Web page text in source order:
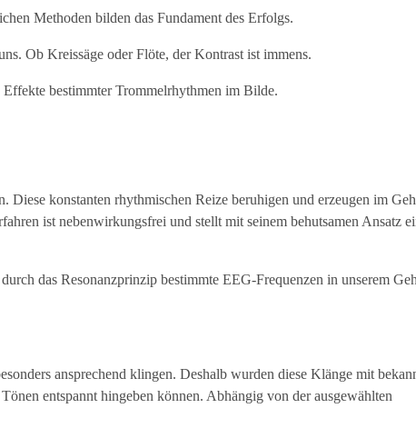
Methoden bilden das Fundament des Erfolgs.
Ob Kreissäge oder Flöte, der Kontrast ist immens.
Effekte bestimmter Trommelrhythmen im Bilde.
Diese konstanten rhythmischen Reize beruhigen und erzeugen im
ist nebenwirkungsfrei und stellt mit seinem behutsamen Ansatz
das Resonanzprinzip bestimmte EEG-Frequenzen in unserem
ansprechend klingen. Deshalb wurden diese Klänge mit
entspannt hingeben können. Abhängig von der ausgewählten